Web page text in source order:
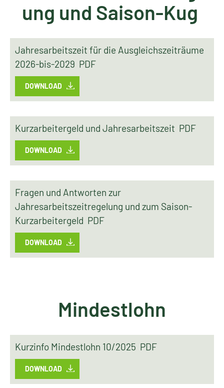
ung und Saison-Kug
Jahresarbeitszeit für die Ausgleichszeiträume
2026-bis-2029 PDF
DOWNLOAD
Kurzarbeitergeld und Jahresarbeitszeit PDF
DOWNLOAD
Fragen und Antworten zur
Jahresarbeitszeitregelung und zum Saison-
Kurzarbeitergeld PDF
DOWNLOAD
Mindestlohn
Kurzinfo Mindestlohn 10/2025 PDF
DOWNLOAD